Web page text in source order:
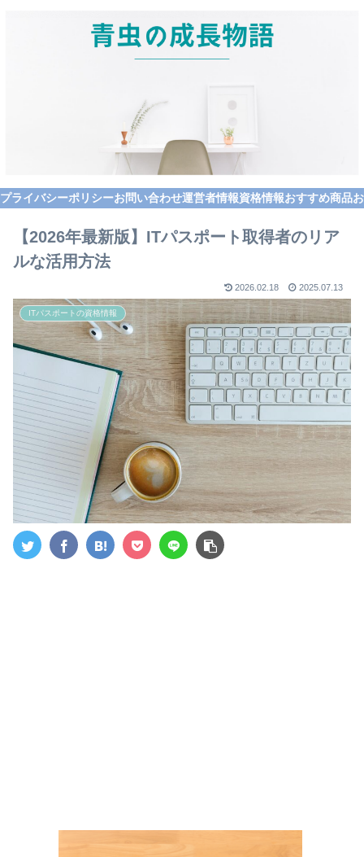
プライバシーポリシーお問い合わせ運営者情報資格情報おすすめ商品
【2026年最新版】ITパスポート取得者のリア
ルな活用方法
2026.02.18 2025.07.13
ITパスポートの資格情報